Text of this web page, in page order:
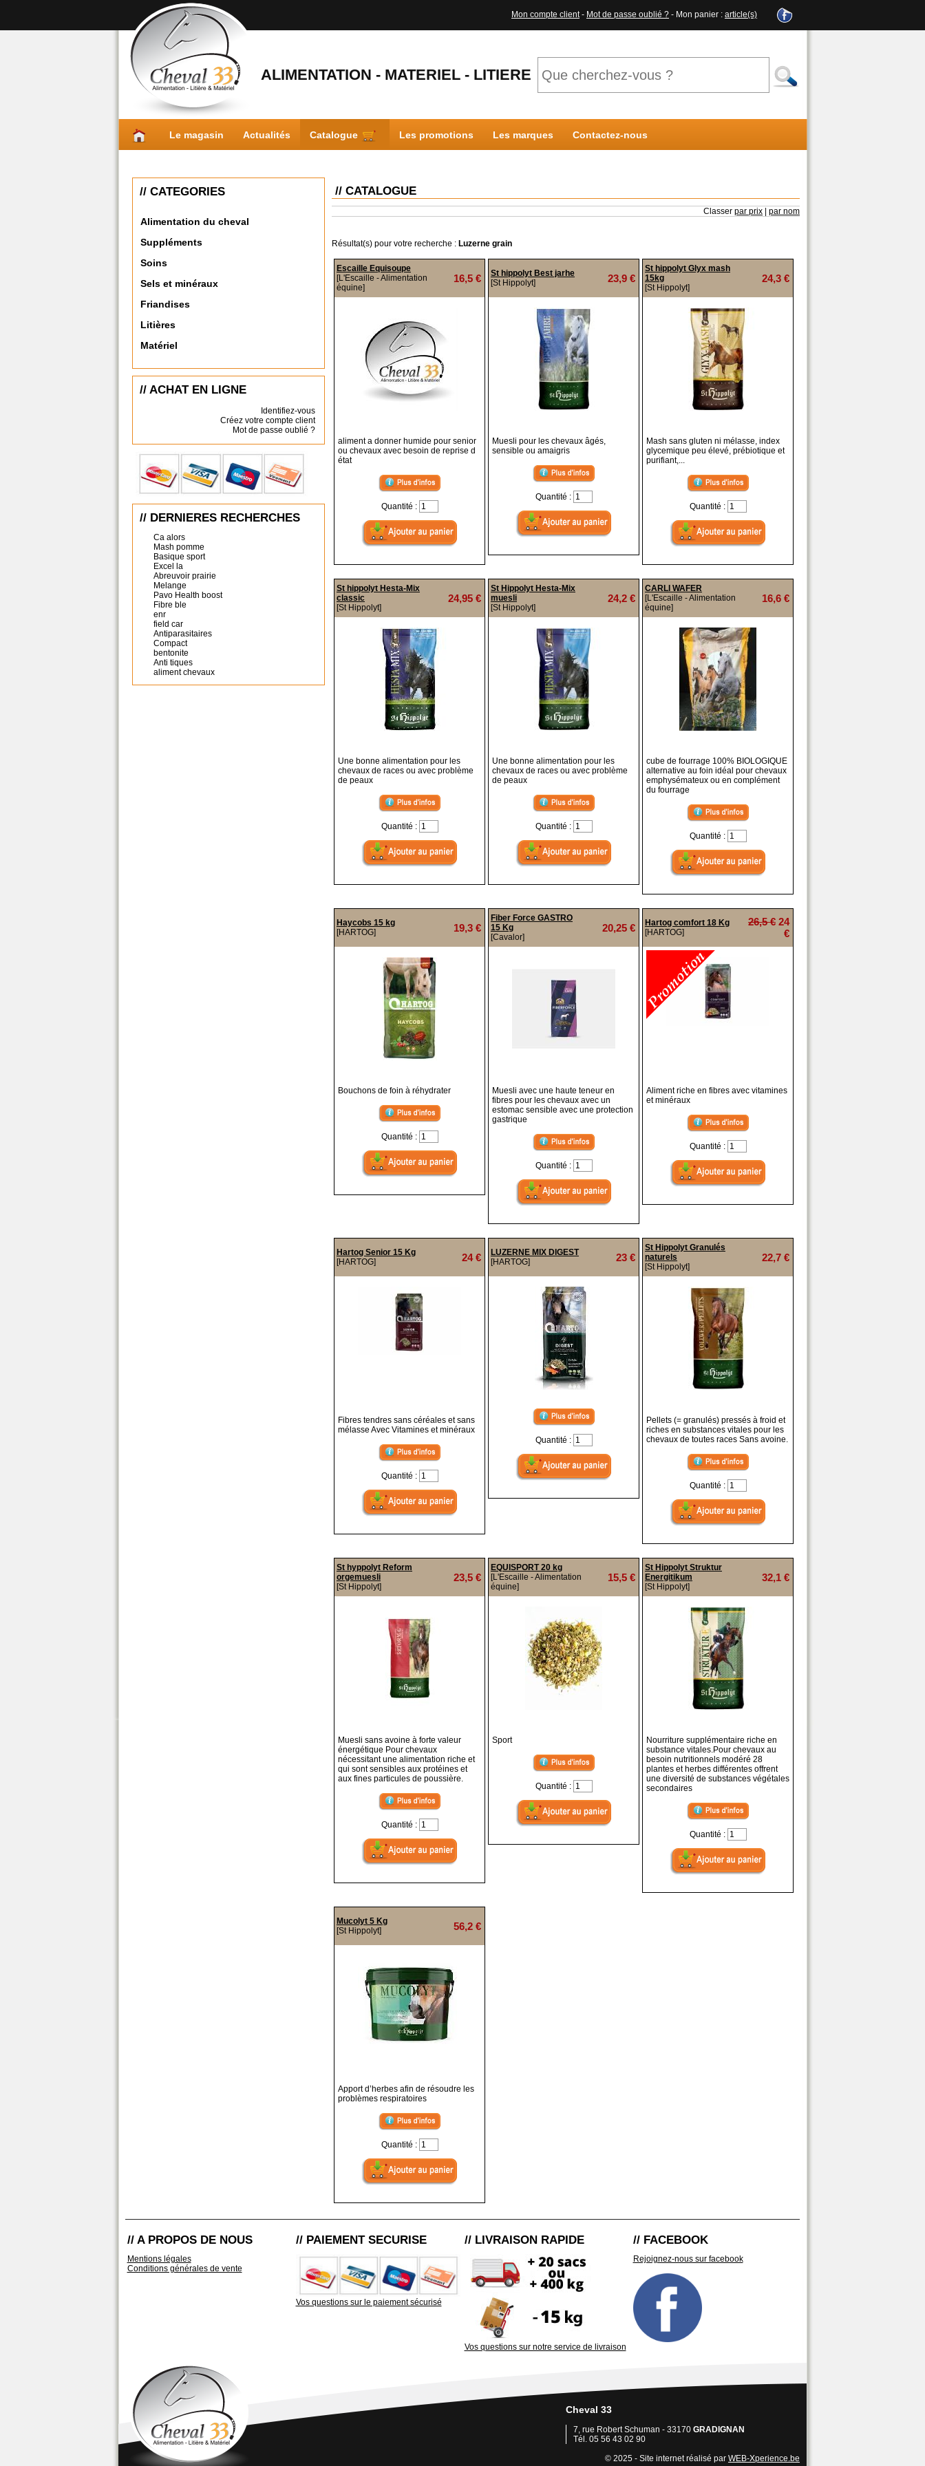
Mon compte client- Mot de passe oublié ? - Mon panier : article(s)
ALIMENTATION - MATERIEL - LITIERE
Le magasin Actualités Catalogue Les promotions Les marques Contactez-nous
// CATEGORIES
Alimentation du cheval
Suppléments
Soins
Sels et minéraux
Friandises
Litières
Matériel
// ACHAT EN LIGNE
Identifiez-vous
Créez votre compte client
Mot de passe oublié ?
// DERNIERES RECHERCHES
Ca alors
Mash pomme
Basique sport
Excel la
Abreuvoir prairie
Melange
Pavo Health boost
Fibre ble
enr
field car
Antiparasitaires
Compact
bentonite
Anti tiques
aliment chevaux
// CATALOGUE
Classer par prix par nom
Résultat(s) pour votre recherche : Luzerne grain
Escaille Equisoupe
[L'Escaille - Alimentation
équine]
16,5 €
aliment a donner humide pour senior
ou chevaux avec besoin de reprise d
état
Quantité :
St hippolyt Best jarhe
[St Hippolyt]
23,9 €
Muesli pour les chevaux âgés,
sensible ou amaigris
Quantité :
St hippolyt Glyx mash
15kg
[St Hippolyt]
24,3 €
Mash sans gluten ni mélasse, index
glycemique peu élevé, prébiotique et
purifiant,...
Quantité :
St hippolyt Hesta-Mix
classic
[St Hippolyt]
24,95 €
Une bonne alimentation pour les
chevaux de races ou avec problème
de peaux
Quantité :
St Hippolyt Hesta-Mix
muesli
[St Hippolyt]
24,2 €
Une bonne alimentation pour les
chevaux de races ou avec problème
de peaux
Quantité :
CARLI WAFER
[L'Escaille - Alimentation
équine]
16,6 €
cube de fourrage 100% BIOLOGIQUE
alternative au foin idéal pour chevaux
emphysémateux ou en complément
du fourrage
Quantité :
Haycobs 15 kg
[HARTOG]
19,3 €
Bouchons de foin à réhydrater
Quantité :
Fiber Force GASTRO
15 Kg
[Cavalor]
20,25 €
Muesli avec une haute teneur en
fibres pour les chevaux avec un
estomac sensible avec une protection
gastrique
Quantité :
Hartog comfort 18 Kg
[HARTOG]
26,5 € 24
€
Aliment riche en fibres avec vitamines
et minéraux
Quantité :
Hartog Senior 15 Kg
[HARTOG]
24 €
Fibres tendres sans céréales et sans
mélasse Avec Vitamines et minéraux
Quantité :
LUZERNE MIX DIGEST
[HARTOG]
23 €
Quantité :
St Hippolyt Granulés
naturels
[St Hippolyt]
22,7 €
Pellets (= granulés) pressés à froid et
riches en substances vitales pour les
chevaux de toutes races Sans avoine.
Quantité :
St hyppolyt Reform
orgemuesli
[St Hippolyt]
23,5 €
Muesli sans avoine à forte valeur
énergétique Pour chevaux
nécessitant une alimentation riche et
qui sont sensibles aux protéines et
aux fines particules de poussière.
Quantité :
EQUISPORT 20 kg
[L'Escaille - Alimentation
équine]
15,5 €
Sport
Quantité :
St Hippolyt Struktur
Energitikum
[St Hippolyt]
32,1 €
Nourriture supplémentaire riche en
substance vitales.Pour chevaux au
besoin nutritionnels modéré 28
plantes et herbes différentes offrent
une diversité de substances végétales
secondaires
Quantité :
Mucolyt 5 Kg
[St Hippolyt]
56,2 €
Apport d’herbes afin de résoudre les
problèmes respiratoires
Quantité :
// A PROPOS DE NOUS
Mentions légales
Conditions générales de vente
// PAIEMENT SECURISE
Vos questions sur le paiement sécurisé
// LIVRAISON RAPIDE
Vos questions sur notre service de livraison
// FACEBOOK
Rejoignez-nous sur facebook
Cheval 33
7, rue Robert Schuman - 33170 GRADIGNAN
Tél. 05 56 43 02 90
© 2025 - Site internet réalisé par WEB-Xperience.be